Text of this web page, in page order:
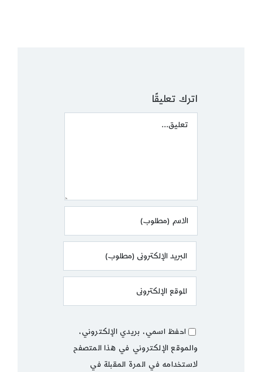
اترك تعليقًا
Comment
احفظ اسمي، بريدي الإلكتروني،
والموقع الإلكتروني في هذا المتصفح
لاستخدامه في المرة المقبلة في